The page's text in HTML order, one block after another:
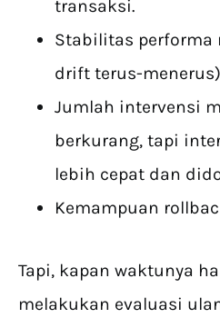
transaksi.
Stabilitas performa
drift terus-
Jumlah intervensi
berkurang, tapi
lebih cepat dan
Kemampuan
Tapi, kapan waktunya
melakukan evaluasi